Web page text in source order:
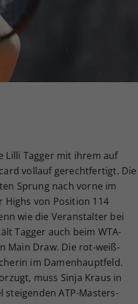
Lilli Tagger mit ihrem auf
vollauf gerechtfertigt. Die
Sprung nach vorne im
Highs von Position 114
wie die Veranstalter bei
Tagger auch beim WTA-
Main Draw. Die rot-weiß-
im Damenhauptfeld.
muss Sinja Kraus in
ATP-Masters-
Einstellungen, falls der
dies eingestellt hat.